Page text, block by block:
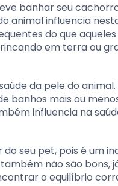
banhar seu
animal influencia
do que
em terra ou
da pele do
banhos mais ou
influencia na
seu pet, pois é um
não são bons,
o equilíbrio